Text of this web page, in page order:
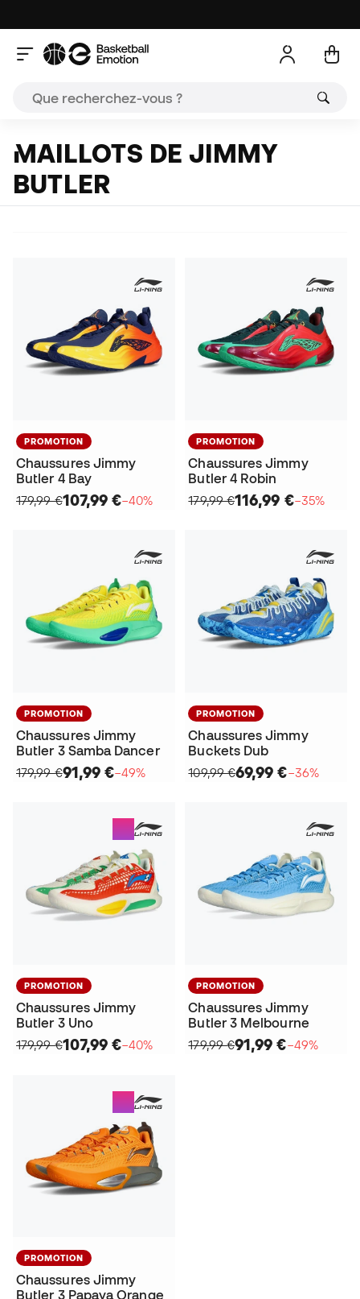
MAILLOTS DE JIMMY
BUTLER
PROMOTION
Chaussures Jimmy
Butler 4 Bay
179,99 €107,99 €−40%
PROMOTION
Chaussures Jimmy
Butler 4 Robin
179,99 €116,99 €−35%
PROMOTION
Chaussures Jimmy
Butler 3 Samba Dancer
179,99 €91,99 €−49%
PROMOTION
Chaussures Jimmy
Buckets Dub
109,99 €69,99 €−36%
PROMOTION
Chaussures Jimmy
Butler 3 Uno
179,99 €107,99 €−40%
PROMOTION
Chaussures Jimmy
Butler 3 Melbourne
179,99 €91,99 €−49%
PROMOTION
Chaussures Jimmy
Butler 3 Papaya Orange